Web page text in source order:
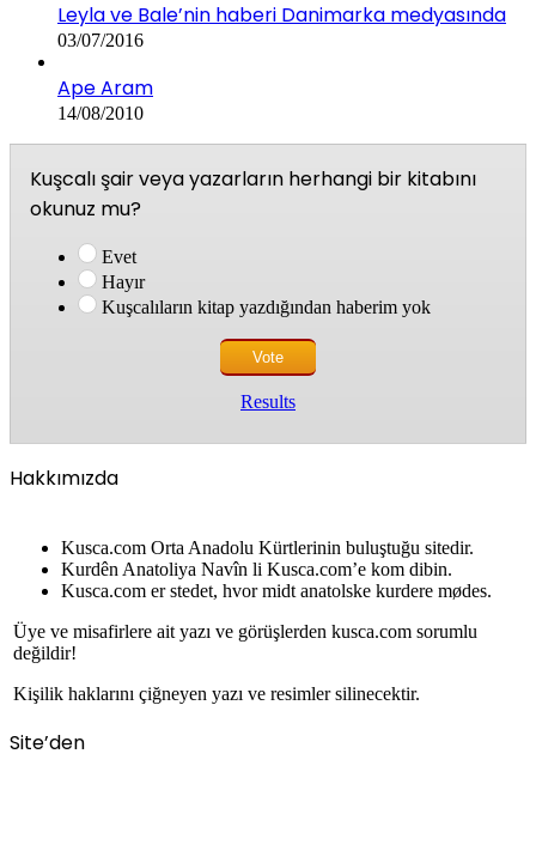
Leyla ve Bale’nin haberi Danimarka medyasında
03/07/2016
Ape Aram
14/08/2010
Kuşcalı şair veya yazarların herhangi bir kitabını
okunuz mu?
Evet
Hayır
Kuşcalıların kitap yazdığından haberim yok
Results
Hakkımızda
Kusca.com Orta Anadolu Kürtlerinin buluştuğu sitedir.
Kurdên Anatoliya Navîn li Kusca.com’e kom dibin.
Kusca.com er stedet, hvor midt anatolske kurdere mødes.
Üye ve misafirlere ait yazı ve görüşlerden kusca.com sorumlu
değildir!
Kişilik haklarını çiğneyen yazı ve resimler silinecektir.
Site’den